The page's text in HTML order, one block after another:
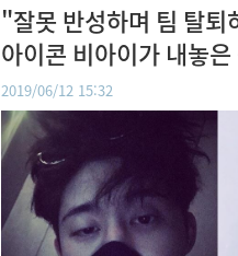
"잘못 반성하며 팀 탈
아이콘 비아이가 내놓
2019/06/12 15:32